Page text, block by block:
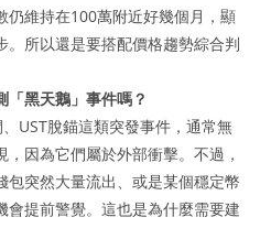
仍維持在100萬附近好幾個月，顯
。所以還是要搭配價格趨勢綜合判
「黑天鵝」事件嗎？
UST脫錨這類突發事件，通常無
因為它們屬於外部衝擊。不過，
包突然大量流出、或是某個穩定幣
會提前警覺。這也是為什麼需要建